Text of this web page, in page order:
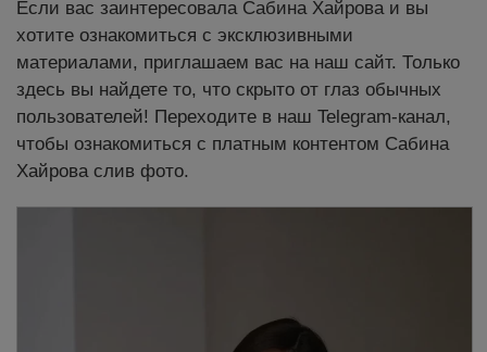
Если вас заинтересовала Сабина Хайрова и вы
хотите ознакомиться с эксклюзивными
материалами, приглашаем вас на наш сайт. Только
здесь вы найдете то, что скрыто от глаз обычных
пользователей! Переходите в наш Telegram-канал,
чтобы ознакомиться с платным контентом Сабина
Хайрова cлив фото.